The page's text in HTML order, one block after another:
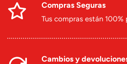
Compras Seguras
Tus compras están
Cambios y